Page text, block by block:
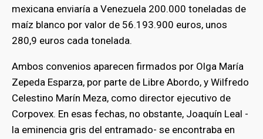
mexicana enviaría a Venezuela 200.000 toneladas de
maíz blanco por valor de 56.193.900 euros, unos
280,9 euros cada tonelada.
Ambos convenios aparecen firmados por Olga María
Zepeda Esparza, por parte de Libre Abordo, y Wilfredo
Celestino Marín Meza, como director ejecutivo de
Corpovex. En esas fechas, no obstante, Joaquín Leal -
la eminencia gris del entramado- se encontraba en